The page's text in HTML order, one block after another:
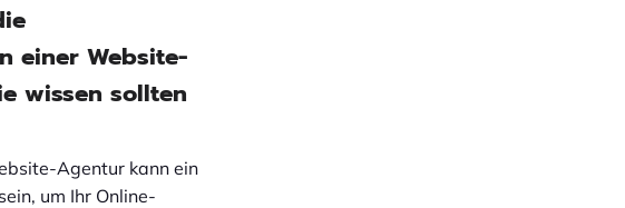
einer Website-
wissen sollten
Agentur kann ein
um Ihr Online-